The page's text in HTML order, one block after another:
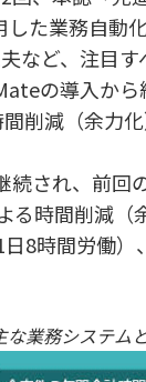
た業務自動
など、注目
の導入から
削減（余力
され、前回
る時間削減
8時間労働
業務システム